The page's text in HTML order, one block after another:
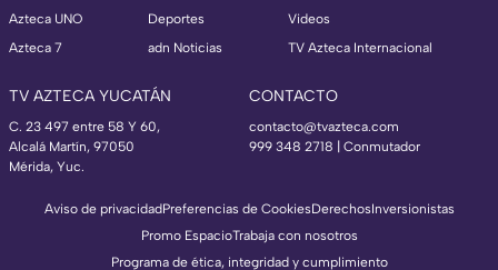
Azteca UNO
Azteca 7
Deportes
adn Noticias
Videos
TV Azteca Internacional
TV AZTECA YUCATÁN
C. 23 497 entre 58 Y 60,
Alcalá Martín, 97050
Mérida, Yuc.
CONTACTO
contacto@tvazteca.com
999 348 2718 | Conmutador
Aviso de privacidadPreferencias de CookiesDerechosInversionistas
Promo EspacioTrabaja con nosotros
Programa de ética, integridad y cumplimiento